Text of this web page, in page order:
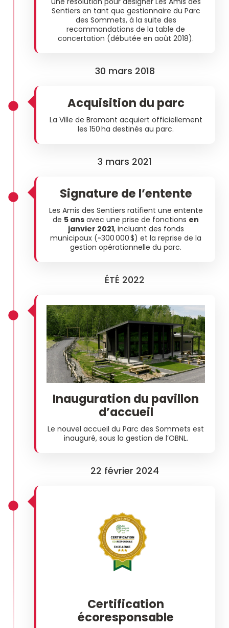
Sentiers en tant que gestionnaire du Parc
des Sommets, à la suite des
recommandations de la table de
concertation (débutée en août 2018).
30 mars 2018
Acquisition du parc
La Ville de Bromont acquiert officiellement
les 150 ha destinés au parc.
3 mars 2021
Signature de l’entente
Les Amis des Sentiers ratifient une entente
de 5 ans avec une prise de fonctions en
janvier 2021, incluant des fonds
municipaux (~300 000 $) et la reprise de la
gestion opérationnelle du parc.
ÉTÉ 2022
Inauguration du pavillon
d’accueil
Le nouvel accueil du Parc des Sommets est
inauguré, sous la gestion de l’OBNL.
22 février 2024
Certification
écoresponsable